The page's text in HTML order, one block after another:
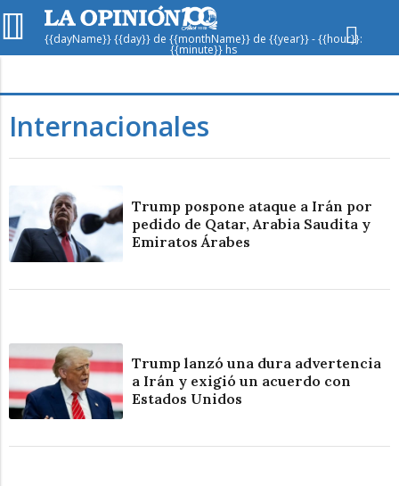
{{dayName}} {{day}} de {{monthName}} de {{year}} - {{hour}}:
{{minute}} hs
Lun Mar Mié
Internacionales
Trump pospone ataque a Irán por
pedido de Qatar, Arabia Saudita y
Emiratos Árabes
Trump lanzó una dura advertencia
a Irán y exigió un acuerdo con
Estados Unidos